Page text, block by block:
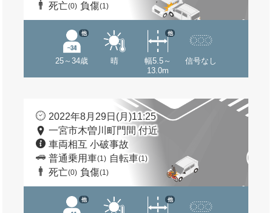
死亡(0) 負傷(1)
25～34歳
他
晴
幅5.5～
13.0m
他
信号なし
2022年8月29日(月)11:25
一宮市木曽川町門間 付近
車両相互 小破事故
普通乗用車(1) 自転車(1)
死亡(0) 負傷(1)
他 他